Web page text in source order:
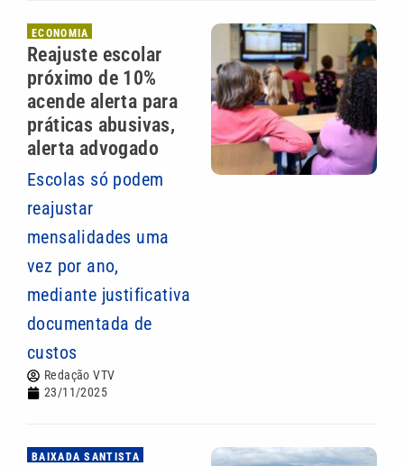
ECONOMIA
Reajuste escolar
próximo de 10%
acende alerta para
práticas abusivas,
alerta advogado
Escolas só podem
reajustar
mensalidades uma
vez por ano,
mediante justificativa
documentada de
custos
Redação VTV
23/11/2025
BAIXADA SANTISTA